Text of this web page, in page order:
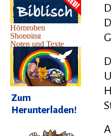
Zum
Herunterladen!